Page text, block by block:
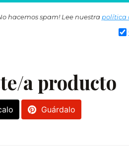
hacemos spam! Lee nuestrapolítica
a producto
Guárdalo